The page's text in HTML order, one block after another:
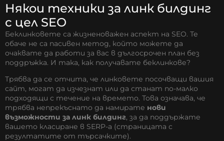
Някои техники за линк билдинг
с цел SEO
Беклинковете са жизненоважен аспект на SEO. Те
обаче не са пасивен метод, който можете да
очаквате да работи за вас в дългосрочен план без
поддръжка. И така, как получавате беклинкове?
Трябва да се отчита, че линковете посочващи вашия
сайт, могат да изчезнат или да станат по-малко
подходящи с течение на времето. Това означава, че
трябва непрекъснато да намирате нови
възможности за линк билдинг, за да поддържате
вашето класиране в SERP-а (страницата с
резултатите от търсачките).